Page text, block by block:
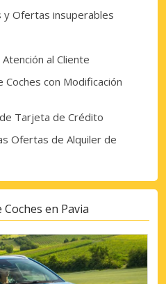
Ofertas insuperables
al Cliente
con Modificación
Tarjeta de Crédito
Ofertas de Alquiler de
en Pavia